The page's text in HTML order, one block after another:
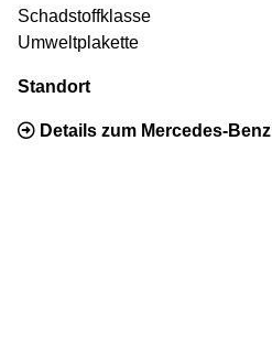
Schadstoffklasse
Umweltplakette
Standort
Details zum Mercedes-